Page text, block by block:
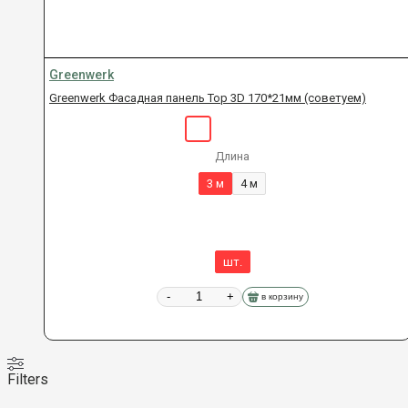
Greenwerk
Greenwerk Фасадная панель Top 3D 170*21мм (советуем)
Длина
3 м
4 м
шт.
- + в корзину
Filters